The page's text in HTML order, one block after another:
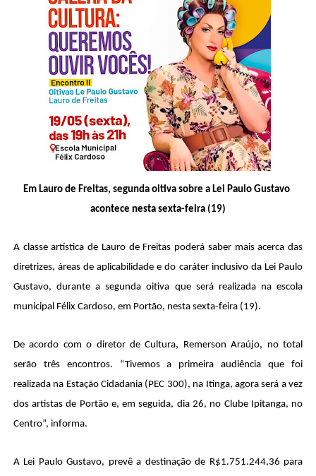
Em Lauro de Freitas, segunda oitiva sobre a Lei Paulo Gustavo
acontece nesta sexta-feira (19)
A classe artística de Lauro de Freitas poderá saber mais acerca das
diretrizes, áreas de aplicabilidade e do caráter inclusivo da Lei Paulo
Gustavo, durante a segunda oitiva que será realizada na escola
municipal Félix Cardoso, em Portão, nesta sexta-feira (19).
De acordo com o diretor de Cultura, Remerson Araújo, no total
serão três encontros. “Tivemos a primeira audiência que foi
realizada na Estação Cidadania (PEC 300), na Itinga, agora será a vez
dos artistas de Portão e, em seguida, dia 26, no Clube Ipitanga, no
Centro”, informa.
A Lei Paulo Gustavo, prevê a destinação de R$1.751.244,36 para